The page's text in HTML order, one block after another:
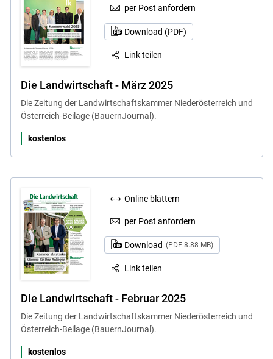
per Post anfordern
Download (PDF)
Link teilen
Die Landwirtschaft - März 2025
Die Zeitung der Landwirtschaftskammer Niederösterreich und
Österreich-Beilage (BauernJournal).
kostenlos
Online blättern
per Post anfordern
Download (PDF 8.88 MB)
Link teilen
Die Landwirtschaft - Februar 2025
Die Zeitung der Landwirtschaftskammer Niederösterreich und
Österreich-Beilage (BauernJournal).
kostenlos